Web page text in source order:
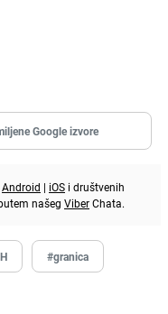
Google izvore
Android | iOS i društvenih
našeg ViberChata.
#granica